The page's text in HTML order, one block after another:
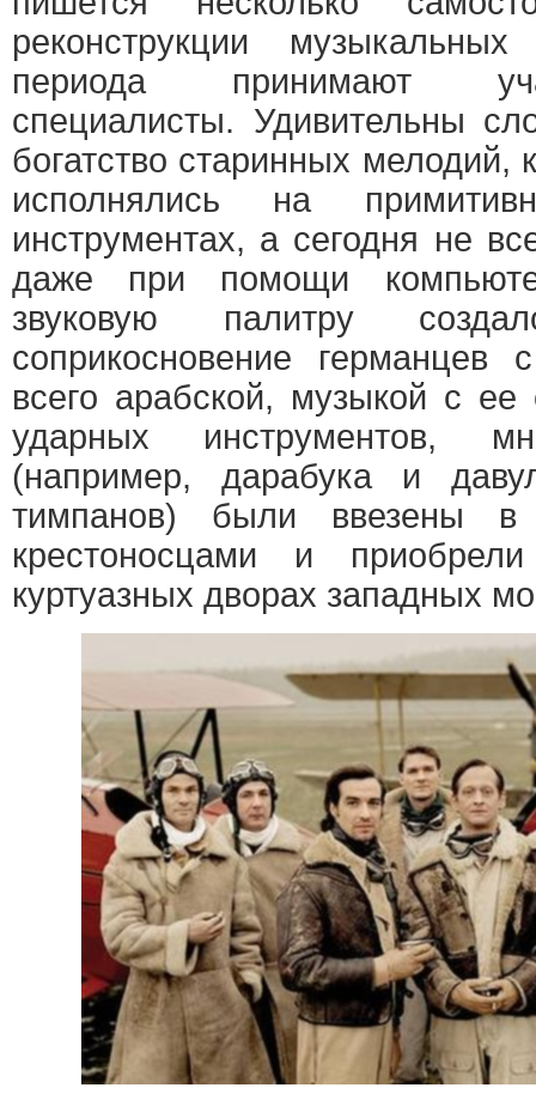
реконструкции
периода принимают
специалисты. Удивительны
богатство старинных мелодий,
исполнялись на
инструментах, а сегодня не
даже при помощи
звуковую палитру
соприкосновение германцев
всего арабской, музыкой с
ударных инструментов,
(например, дарабука и
тимпанов) были ввезены в
крестоносцами и
куртуазных дворах западных